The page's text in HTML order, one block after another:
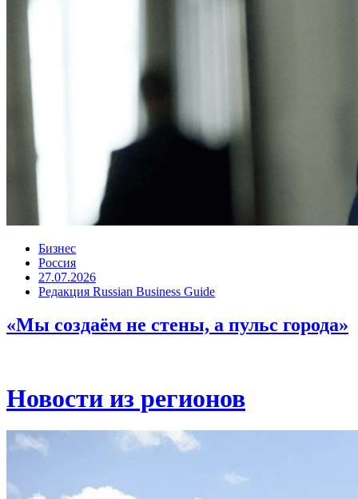
Бизнес
Россия
27.07.2026
Редакция Russian Business Guide
«Мы создаём не стены, а пульс города»
Новости из регионов